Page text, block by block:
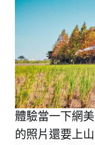
體驗當一下網
的照片還要上